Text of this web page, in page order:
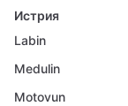
Истрия
Labin
Medulin
Motovun